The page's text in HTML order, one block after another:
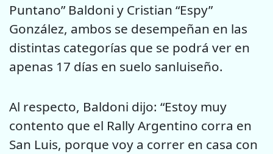
Puntano” Baldoni y Cristian “Espy”
González, ambos se desempeñan en las
distintas categorías que se podrá ver en
apenas 17 días en suelo sanluiseño.
Al respecto, Baldoni dijo: “Estoy muy
contento que el Rally Argentino corra en
San Luis, porque voy a correr en casa con